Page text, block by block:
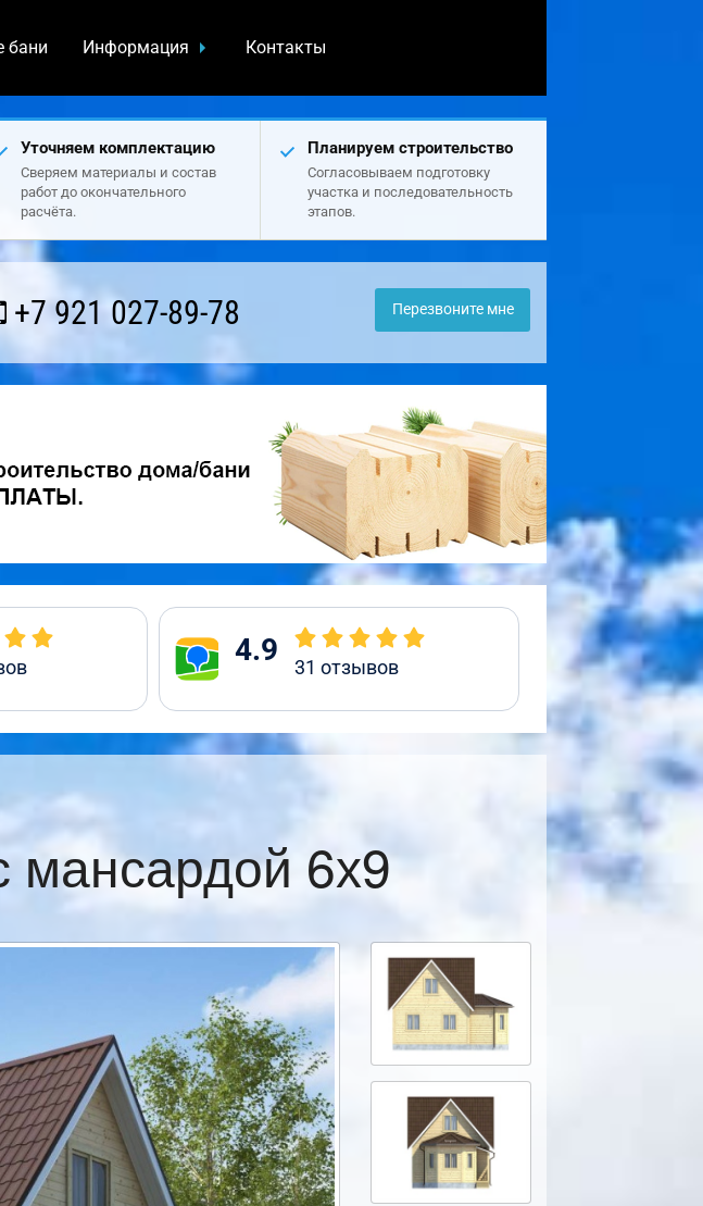
бани Информация Контакты
Уточняем комплектацию
Сверяем материалы и состав
работ до окончательного
расчёта.
Планируем строительство
Согласовываем подготовку
участка и последовательность
этапов.
+7 921 027-89-78 Перезвоните мне
4.9 31 отзывов
6х9